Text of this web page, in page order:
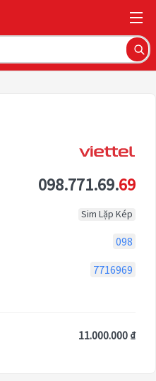
098.771.69.69
Sim Lặp Kép
098
7716969
11.000.000 ₫